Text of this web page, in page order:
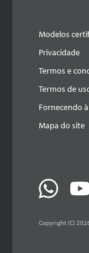
Modelos
Privacidade
Termos e
Termos de
Fornecendo à
Mapa do site
Copyright (C)